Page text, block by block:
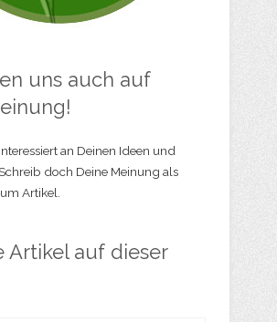
uns auch auf
an Deinen Ideen und
doch Deine Meinung als
Artikel.
Artikel auf dieser